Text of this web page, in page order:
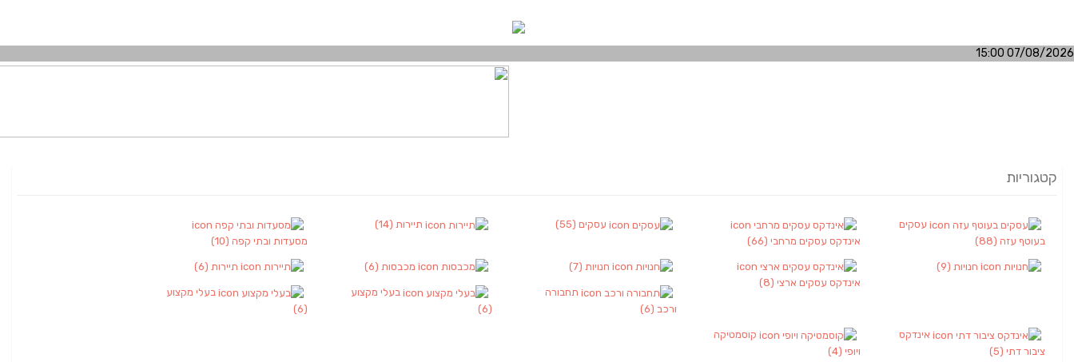
07/08/2026 15:00
קטגוריות
עסקים
בעוטף עזה (88) אינדקס עסקים מרחבי (66)
עסקים (55) תיירות (14)
מסעדות ובתי קפה (10)
חנויות (9)
אינדקס עסקים ארצי (8)
חנויות (7) מכבסות (6) תיירות (6)
תחבורה
ורכב (6)
בעלי מקצוע
(6)
בעלי מקצוע
(6)
אינדקס
ציבור דתי (5)
קוסמטיקה
ויופי (4)